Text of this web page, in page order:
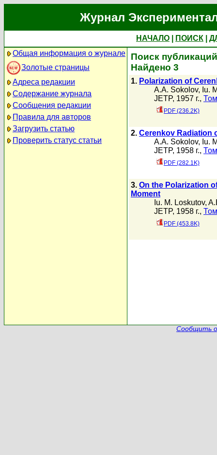
Журнал
НАЧАЛО ПОИСК
Общая информация о журнале
Золотые страницы
Адреса редакции
Содержание журнала
Сообщения редакции
Правила для авторов
Загрузить статью
Проверить статус статьи
Поиск
Найдено 3
1. Polarization of
A.A. Sokolov, Iu.
JETP, 1957 г.,
PDF (236.2K)
2. Cerenkov Radiation
A.A. Sokolov, Iu.
JETP, 1958 г.,
PDF (282.1K)
3. On the Polarization
Moment
Iu. M. Loskutov,
JETP, 1958 г.,
PDF (453.8K)
Сообщить о